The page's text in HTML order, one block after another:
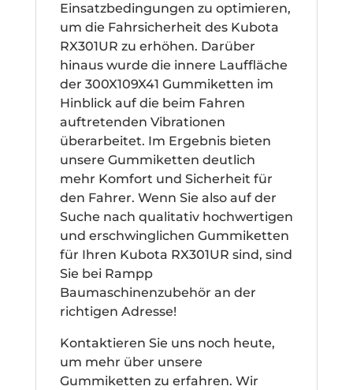
Einsatzbedingungen zu optimieren,
um die Fahrsicherheit des Kubota
RX301UR zu erhöhen. Darüber
hinaus wurde die innere Lauffläche
der 300X109X41 Gummiketten im
Hinblick auf die beim Fahren
auftretenden Vibrationen
überarbeitet. Im Ergebnis bieten
unsere Gummiketten deutlich
mehr Komfort und Sicherheit für
den Fahrer. Wenn Sie also auf der
Suche nach qualitativ hochwertigen
und erschwinglichen Gummiketten
für Ihren Kubota RX301UR sind, sind
Sie bei Rampp
Baumaschinenzubehör an der
richtigen Adresse!
Kontaktieren Sie uns noch heute,
um mehr über unsere
Gummiketten zu erfahren. Wir